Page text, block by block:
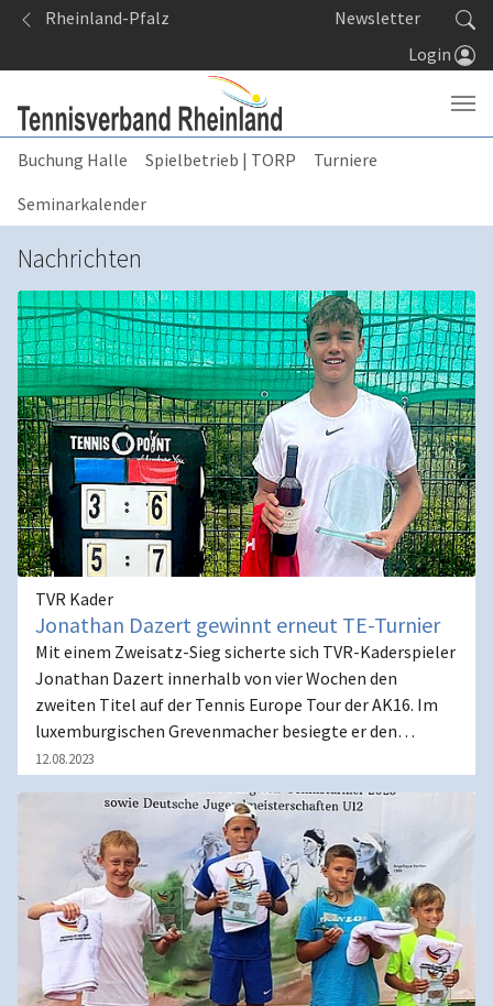
Springe zum Seiteninhalt
Rheinland-Pfalz
Newsletter
Login
Buchung Halle Spielbetrieb | TORP
Turniere
Seminarkalender
Nachrichten
TVR Kader
Jonathan Dazert gewinnt erneut TE-Turnier
Mit einem Zweisatz-Sieg sicherte sich TVR-Kaderspieler
Jonathan Dazert innerhalb von vier Wochen den
zweiten Titel auf der Tennis Europe Tour der AK16. Im
luxemburgischen Grevenmacher besiegte er den…
12.08.2023